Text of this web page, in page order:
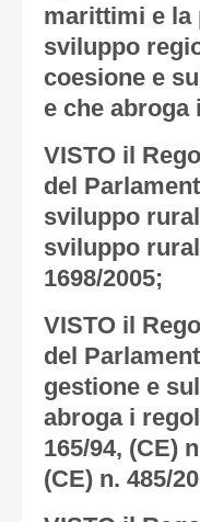
marittimi e la
sviluppo
coesione e
e che abroga
VISTO il
del
sviluppo
sviluppo
1698/2005;
VISTO il
del
gestione e
abroga i
165/94, (CE)
(CE) n. 485/